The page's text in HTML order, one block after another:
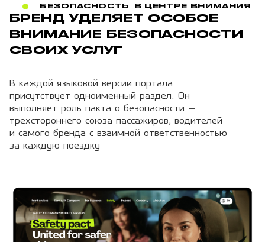
БЕЗОПАСНОСТЬ В ЦЕНТРЕ ВНИМАНИЯ
БРЕНД УДЕЛЯЕТ ОСОБОЕ
ВНИМАНИЕ БЕЗОПАСНОСТИ
СВОИХ УСЛУГ
В каждой языковой версии портала
присутствует одноименный раздел. Он
выполняет роль пакта о безопасности —
трехстороннего союза пассажиров, водителей
и самого бренда с взаимной ответственностью
за каждую поездку